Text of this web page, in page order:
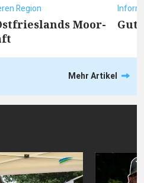
Region
Moor-
Gut
Mehr Artikel